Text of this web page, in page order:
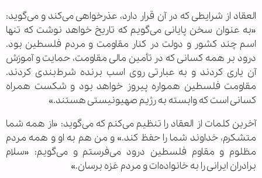
العقاد از شرایطی که در آن قرار دارد، عذرخواهی می‌کند و می‌گوید:
«به عنوان سخن پایانی می‌گویم که تاریخ خواهد نوشت که تنها
اسم چند کشور و دولت در کنار مقاومت و مردم فلسطین بود.
درود بر همه کسانی که در تأمین مالی مقاومت، حمایت و آموزش
آن یاری کردند و به عبارتی روی اسب برنده شرط‌بندی کردند.
مقاومت فلسطین همواره پیروز خواهد بود و شکست همراه
کسانی است که وابسته به رژیم صهیونیستی هستند.»
آخرین کلمات از العقاد را تنظیم می‌کنم که می‌گوید: «از همه شما
متشکرم، خداوند شما را حفظ کند.» و من هم به او و همه مردم
مظلوم و مقاوم فلسطین درود می‌فرستم و می‌گویم: «سلام
برادران ایرانی را به خانواده‌ات و مردم غزه برسان.»